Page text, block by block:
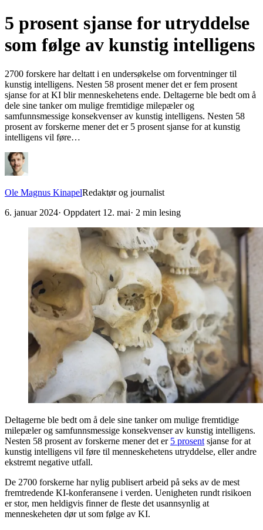
5 prosent sjanse for utryddelse
som følge av kunstig intelligens
2700 forskere har deltatt i en undersøkelse om forventninger til
kunstig intelligens. Nesten 58 prosent mener det er fem prosent
sjanse for at KI blir menneskehetens ende. Deltagerne ble bedt om å
dele sine tanker om mulige fremtidige milepæler og
samfunnsmessige konsekvenser av kunstig intelligens. Nesten 58
prosent av forskerne mener det er 5 prosent sjanse for at kunstig
intelligens vil føre…
Ole Magnus KinapelRedaktør og journalist
6. januar 2024· Oppdatert 12. mai· 2 min lesing
Deltagerne ble bedt om å dele sine tanker om mulige fremtidige
milepæler og samfunnsmessige konsekvenser av kunstig intelligens.
Nesten 58 prosent av forskerne mener det er 5 prosent sjanse for at
kunstig intelligens vil føre til menneskehetens utryddelse, eller andre
ekstremt negative utfall.
De 2700 forskerne har nylig publisert arbeid på seks av de mest
fremtredende KI-konferansene i verden. Uenigheten rundt risikoen
er stor, men heldigvis finner de fleste det usannsynlig at
menneskeheten dør ut som følge av KI.